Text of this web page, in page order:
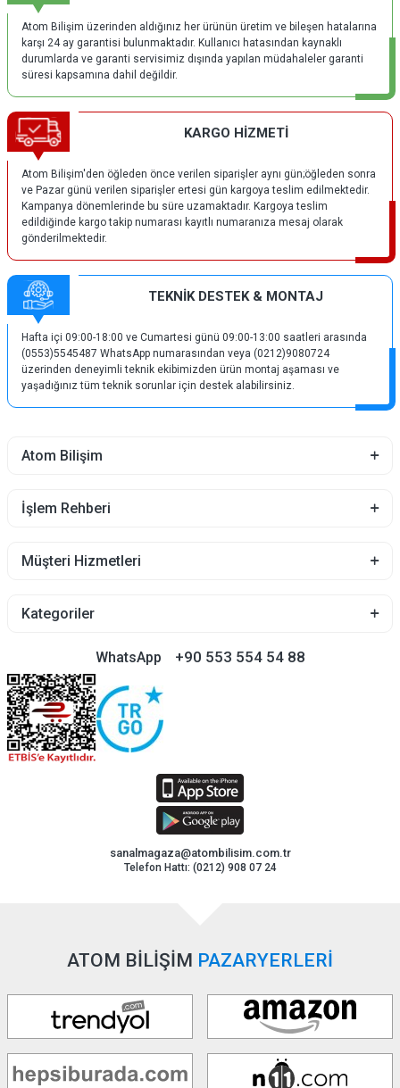
Atom Bilişim üzerinden aldığınız her ürünün üretim ve bileşen hatalarına
karşı 24 ay garantisi bulunmaktadır. Kullanıcı hatasından kaynaklı
durumlarda ve garanti servisimiz dışında yapılan müdahaleler garanti
süresi kapsamına dahil değildir.
KARGO HİZMETİ
Atom Bilişim'den öğleden önce verilen siparişler aynı gün;öğleden sonra
ve Pazar günü verilen siparişler ertesi gün kargoya teslim edilmektedir.
Kampanya dönemlerinde bu süre uzamaktadır. Kargoya teslim
edildiğinde kargo takip numarası kayıtlı numaranıza mesaj olarak
gönderilmektedir.
TEKNİK DESTEK & MONTAJ
Hafta içi 09:00-18:00 ve Cumartesi günü 09:00-13:00 saatleri arasında
(0553)5545487 WhatsApp numarasından veya (0212)9080724
üzerinden deneyimli teknik ekibimizden ürün montaj aşaması ve
yaşadığınız tüm teknik sorunlar için destek alabilirsiniz.
Atom Bilişim
İşlem Rehberi
Müşteri Hizmetleri
Kategoriler
WhatsApp +90 553 554 54 88
sanalmagaza@atombilisim.com.tr
Telefon Hattı: (0212) 908 07 24
ATOM BİLİŞİM PAZARYERLERİ